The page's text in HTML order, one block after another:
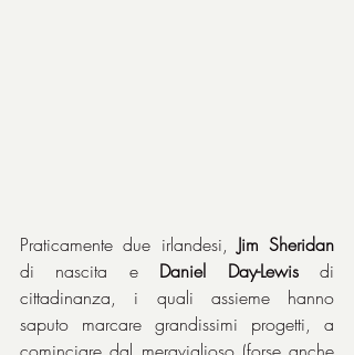
Praticamente due irlandesi, Jim Sheridan
di nascita e Daniel Day-Lewis di
cittadinanza, i quali assieme hanno
saputo marcare grandissimi progetti, a